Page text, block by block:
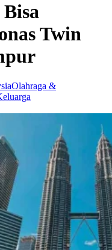
Twin
Olahraga &